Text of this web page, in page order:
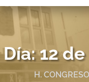
Día:12
H.